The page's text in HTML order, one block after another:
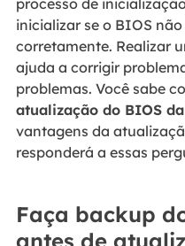
inicializar se o BIOS
corretamente. Realizar
ajuda a corrigir
problemas. Você sabe
atualização do BIOS da
vantagens da
responderá a essas
Faça backup